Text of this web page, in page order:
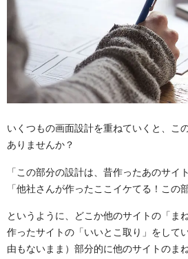
いくつもの画面設計を重ねていくと、こ
ありませんか？
「この部分の設計は、昔作ったあのサイ
「他社さんが作ったここイケてる！この
というように、どこか他のサイトの「ま
作ったサイトの「いいとこ取り」をして
由もないまま）部分的に他のサイトのま